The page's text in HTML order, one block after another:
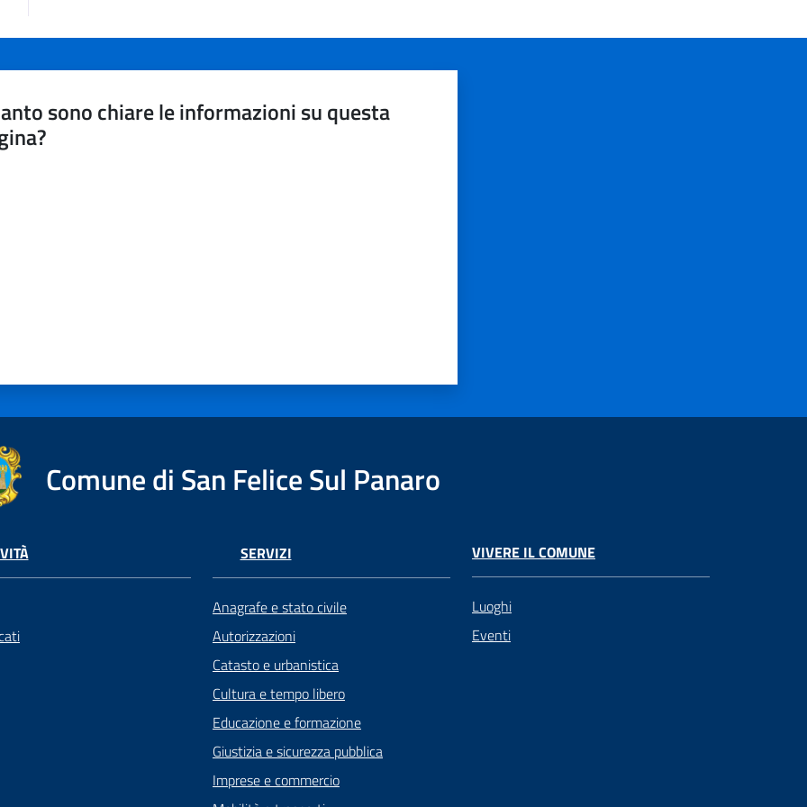
sono chiare le informazioni su questa
Comune di San Felice Sul Panaro
SERVIZI
Anagrafe e stato civile
Autorizzazioni
Catasto e urbanistica
Cultura e tempo libero
Educazione e formazione
Giustizia e sicurezza pubblica
Imprese e commercio
VIVERE IL COMUNE
Luoghi
Eventi